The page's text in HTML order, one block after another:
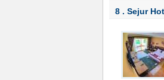
8 . Sejur